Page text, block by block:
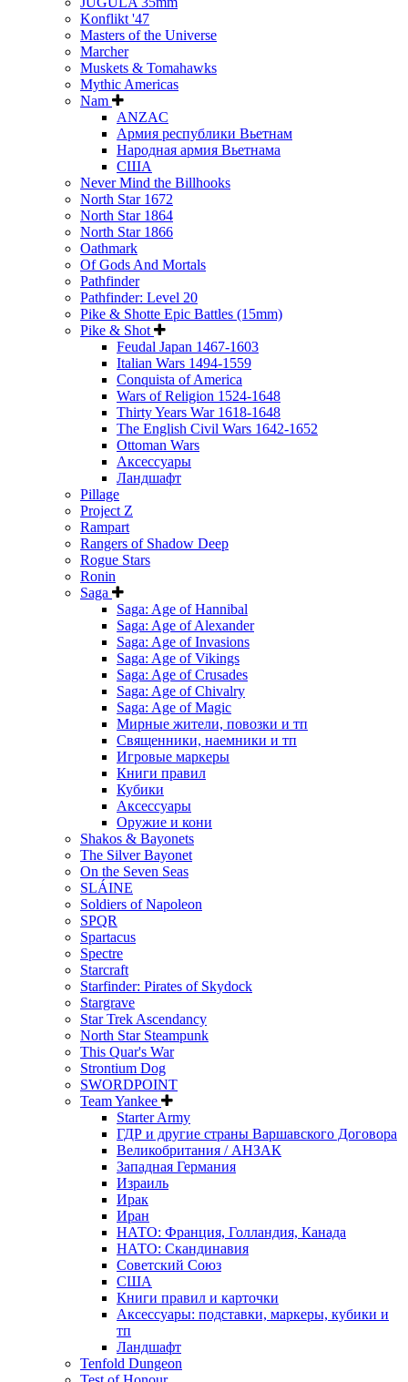
Konflikt '47
Masters of the Universe
Marcher
Muskets & Tomahawks
Mythic Americas
Nam
ANZAC
Армия республики Вьетнам
Народная армия Вьетнама
США
Never Mind the Billhooks
North Star 1672
North Star 1864
North Star 1866
Oathmark
Of Gods And Mortals
Pathfinder
Pathfinder: Level 20
Pike & Shotte Epic Battles (15mm)
Pike & Shot
Feudal Japan 1467-1603
Italian Wars 1494-1559
Conquista of America
Wars of Religion 1524-1648
Thirty Years War 1618-1648
The English Civil Wars 1642-1652
Ottoman Wars
Аксессуары
Ландшафт
Pillage
Project Z
Rampart
Rangers of Shadow Deep
Rogue Stars
Ronin
Saga
Saga: Age of Hannibal
Saga: Age of Alexander
Saga: Age of Invasions
Saga: Age of Vikings
Saga: Age of Crusades
Saga: Age of Chivalry
Saga: Age of Magic
Мирные жители, повозки и тп
Священники, наемники и тп
Игровые маркеры
Книги правил
Кубики
Аксессуары
Оружие и кони
Shakos & Bayonets
The Silver Bayonet
On the Seven Seas
SLÁINE
Soldiers of Napoleon
SPQR
Spartacus
Spectre
Starcraft
Starfinder: Pirates of Skydock
Stargrave
Star Trek Ascendancy
North Star Steampunk
This Quar's War
Strontium Dog
SWORDPOINT
Team Yankee
Starter Army
ГДР и другие страны Варшавского Договора
Великобритания / АНЗАК
Западная Германия
Израиль
Ирак
Иран
НАТО: Франция, Голландия, Канада
НАТО: Скандинавия
Советский Союз
США
Книги правил и карточки
Аксессуары: подставки, маркеры, кубики и
тп
Ландшафт
Tenfold Dungeon